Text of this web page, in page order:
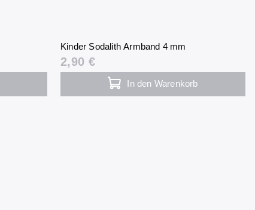
Kinder Sodalith Armband 4 mm
2,90 €
In den Warenkorb